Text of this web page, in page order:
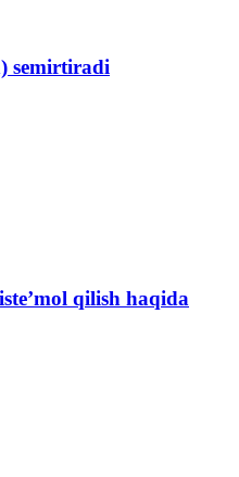
semirtiradi
qilish haqida